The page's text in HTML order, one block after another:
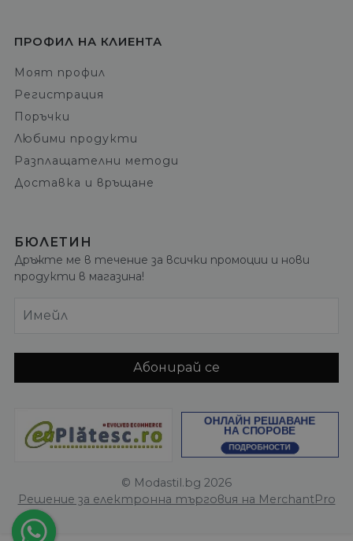
ПРОФИЛ НА КЛИЕНТА
Моят профил
Регистрация
Поръчки
Любими продукти
Разплащателни методи
Доставка и връщане
БЮЛЕТИН
Дръжте ме в течение за всички промоции и нови
продукти в магазина!
Имейл
Абонирай се
© Modastil.bg 2026
Решение за електронна търговия на MerchantPro